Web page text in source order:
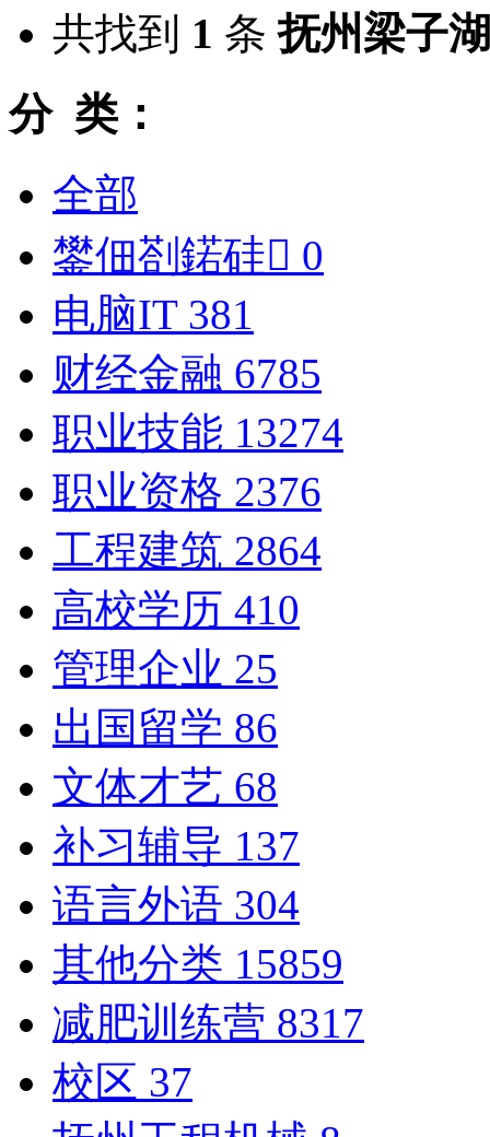
共找到 1 条 抚州梁子
分 类：
全部
鐢佃剳鍩硅 0
电脑IT 381
财经金融 6785
职业技能 13274
职业资格 2376
工程建筑 2864
高校学历 410
管理企业 25
出国留学 86
文体才艺 68
补习辅导 137
语言外语 304
其他分类 15859
减肥训练营 8317
校区 37